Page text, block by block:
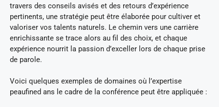
travers des conseils avisés et des retours d’expérience
pertinents, une stratégie peut être élaborée pour cultiver et
valoriser vos talents naturels. Le chemin vers une carrière
enrichissante se trace alors au fil des choix, et chaque
expérience nourrit la passion d’exceller lors de chaque prise
de parole.
Voici quelques exemples de domaines où l’expertise
peaufined ans le cadre de la conférence peut être appliquée :